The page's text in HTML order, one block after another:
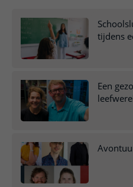
Zorgverleners
Onze poliklinieken
Onze verpleegafdelingen
Ondersteuning en begeleiding
Samen met kinderen en ouders
Regels en rechten
Zorgkosten
Werken in het WKZ
Onze Foundation
Virtuele plattegrond
Research
Werken bij het WKZ
tijdens
Een